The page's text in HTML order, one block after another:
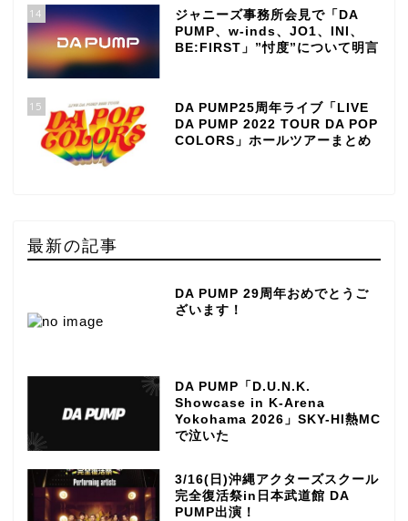
14
ジャニーズ事務所会見で「DA
PUMP、w-inds、JO1、INI、
BE:FIRST」”忖度”について明言
15
DA PUMP25周年ライブ「LIVE
DA PUMP 2022 TOUR DA POP
COLORS」ホールツアーまとめ
最新の記事
DA PUMP 29周年おめでとうご
ざいます！
DA PUMP「D.U.N.K.
Showcase in K-Arena
Yokohama 2026」SKY-HI熱MC
で泣いた
3/16(日)沖縄アクターズスクール
完全復活祭in日本武道館 DA
PUMP出演！